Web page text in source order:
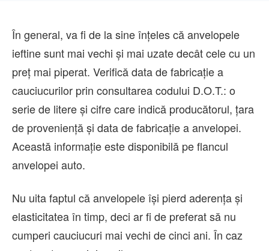
În general, va fi de la sine înțeles că anvelopele
ieftine sunt mai vechi și mai uzate decât cele cu un
preț mai piperat. Verifică data de fabricație a
cauciucurilor prin consultarea codului D.O.T.: o
serie de litere și cifre care indică producătorul, țara
de proveniență și data de fabricație a anvelopei.
Această informație este disponibilă pe flancul
anvelopei auto.
Nu uita faptul că anvelopele își pierd aderența și
elasticitatea în timp, deci ar fi de preferat să nu
cumperi cauciucuri mai vechi de cinci ani. În caz